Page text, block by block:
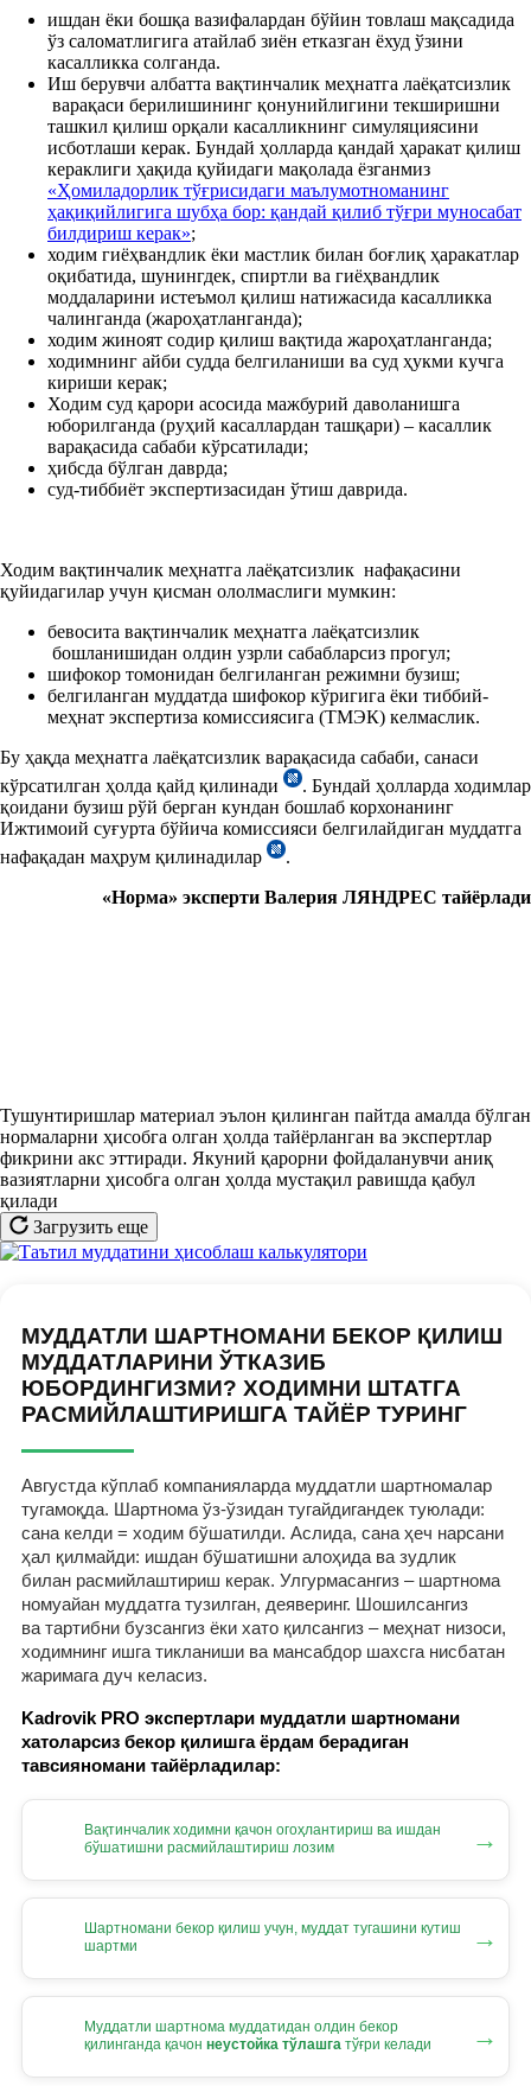
ишдан ёки бошқа вазифалардан бўйин товлаш мақсадида
ўз саломатлигига атайлаб зиён етказган ёхуд ўзини
касалликка солганда.
Иш берувчи албатта вақтинчалик меҳнатга лаёқатсизлик
варақаси берилишининг қонунийлигини текширишни
ташкил қилиш орқали касалликнинг симуляциясини
исботлаши керак. Бундай ҳолларда қандай ҳаракат қилиш
кераклиги ҳақида қуйидаги мақолада ёзганмиз
«Ҳомиладорлик тўғрисидаги маълумотноманинг
ҳақиқийлигига шубҳа бор: қандай қилиб тўғри муносабат
билдириш керак»;
ходим гиёҳвандлик ёки мастлик билан боғлиқ ҳаракатлар
оқибатида, шунингдек, спиртли ва гиёҳвандлик
моддаларини истеъмол қилиш натижасида касалликка
чалинганда (жароҳатланганда);
ходим жиноят содир қилиш вақтида жароҳатланганда;
ходимнинг айби судда белгиланиши ва суд ҳукми кучга
кириши керак;
Ходим суд қарори асосида мажбурий даволанишга
юборилганда (руҳий касаллардан ташқари) – касаллик
варақасида сабаби кўрсатилади;
ҳибсда бўлган даврда;
суд-тиббиёт экспертизасидан ўтиш даврида.
Ходим вақтинчалик меҳнатга лаёқатсизлик нафақасини
қуйидагилар учун қисман ололмаслиги мумкин:
бевосита вақтинчалик меҳнатга лаёқатсизлик
бошланишидан олдин узрли сабабларсиз прогул;
шифокор томонидан белгиланган режимни бузиш;
белгиланган муддатда шифокор кўригига ёки тиббий-
меҳнат экспертиза комиссиясига (ТМЭК) келмаслик.
Бу ҳақда меҳнатга лаёқатсизлик варақасида сабаби, санаси
кўрсатилган ҳолда қайд қилинади
. Бундай ҳолларда ходимлар
қоидани бузиш рўй берган кундан бошлаб корхонанинг
Ижтимоий суғурта бўйича комиссияси белгилайдиган муддатга
нафақадан маҳрум қилинадилар
.
«Норма» эксперти Валерия ЛЯНДРЕС тайёрлади
Тушунтиришлар материал эълон қилинган пайтда амалда бўлган
нормаларни ҳисобга олган ҳолда тайёрланган ва экспертлар
фикрини акс эттиради. Якуний қарорни фойдаланувчи аниқ
вазиятларни ҳисобга олган ҳолда мустақил равишда қабул
қилади
Загрузить еще
МУДДАТЛИ ШАРТНОМАНИ БЕКОР ҚИЛИШ
МУДДАТЛАРИНИ ЎТКАЗИБ
ЮБОРДИНГИЗМИ? ХОДИМНИ ШТАТГА
РАСМИЙЛАШТИРИШГА ТАЙЁР ТУРИНГ
Августда кўплаб компанияларда муддатли шартномалар
тугамоқда. Шартнома ўз-ўзидан тугайдигандек туюлади:
сана келди = ходим бўшатилди. Аслида, сана ҳеч нарсани
ҳал қилмайди: ишдан бўшатишни алоҳида ва зудлик
билан расмийлаштириш керак. Улгурмасангиз – шартнома
номуайан муддатга тузилган, деяверинг. Шошилсангиз
ва тартибни бузсангиз ёки хато қилсангиз – меҳнат низоси,
ходимнинг ишга тикланиши ва мансабдор шахсга нисбатан
жаримага дуч келасиз.
Kadrovik PRO экспертлари муддатли шартномани
хатоларсиз бекор қилишга ёрдам берадиган
тавсияномани тайёрладилар:
Вақтинчалик ходимни қачон огоҳлантириш ва ишдан
бўшатишни расмийлаштириш лозим
→
Шартномани бекор қилиш учун, муддат тугашини кутиш
шартми
→
Муддатли шартнома муддатидан олдин бекор
қилинганда қачон неустойка тўлашга тўғри келади →